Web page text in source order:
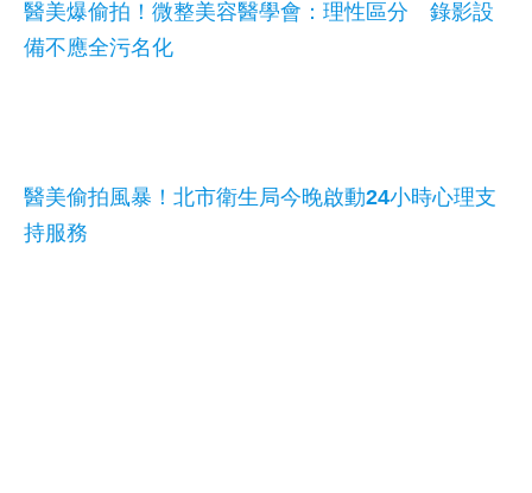
醫美爆偷拍！微整美容醫學會：理性區分 錄影設
備不應全污名化
醫美偷拍風暴！北市衛生局今晚啟動24小時心理支
持服務